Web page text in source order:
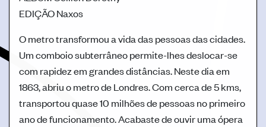
EDIÇÃONaxos
O metro transformou a vida das pessoas das cidades.
Um comboio subterrâneo permite-lhes deslocar-se
com rapidez em grandes distâncias. Neste dia em
1863, abriu o metro de Londres. Com cerca de 5 kms,
transportou quase 10 milhões de pessoas no primeiro
ano de funcionamento. Acabaste de ouvir uma ópera